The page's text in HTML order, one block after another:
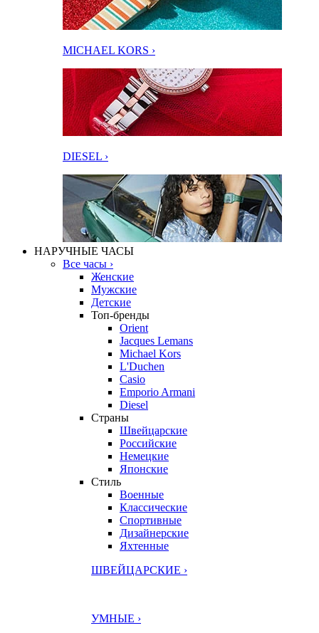
MICHAEL KORS ›
DIESEL ›
НАРУЧНЫЕ ЧАСЫ
Все часы ›
Женские
Мужские
Детские
Топ-бренды
Orient
Jacques Lemans
Michael Kors
L'Duchen
Casio
Emporio Armani
Diesel
Страны
Швейцарские
Российские
Немецкие
Японские
Стиль
Военные
Классические
Спортивные
Дизайнерские
Яхтенные
ШВЕЙЦАРСКИЕ ›
УМНЫЕ ›